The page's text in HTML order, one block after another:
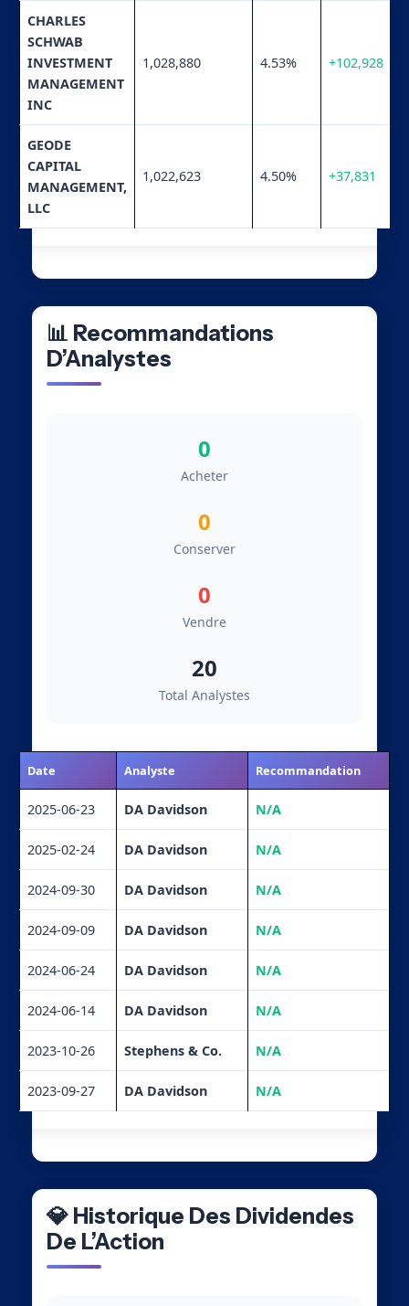
CHARLES
SCHWAB
INVESTMENT
MANAGEMENT
INC
1,028,880 4.53% +102,928
GEODE
CAPITAL
MANAGEMENT,
LLC
1,022,623 4.50% +37,831
📊 Recommandations
D’Analystes
0
Acheter
0
Conserver
0
Vendre
20
Total Analystes
Date Analyste Recommandation
2025-06-23 DA Davidson N/A
2025-02-24 DA Davidson N/A
2024-09-30 DA Davidson N/A
2024-09-09 DA Davidson N/A
2024-06-24 DA Davidson N/A
2024-06-14 DA Davidson N/A
2023-10-26 Stephens & Co. N/A
2023-09-27 DA Davidson N/A
💎 Historique Des Dividendes
De L’Action